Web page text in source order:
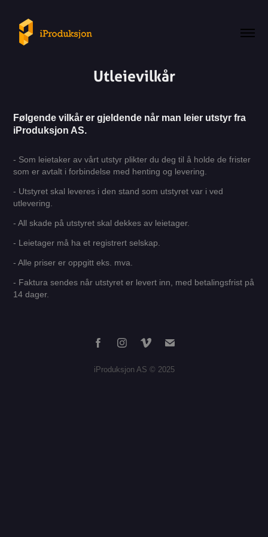
Utleievilkår
Følgende vilkår er gjeldende når man leier utstyr fra
iProduksjon AS.
- Som leietaker av vårt utstyr plikter du deg til å holde de frister
som er avtalt i forbindelse med henting og levering.
- Utstyret skal leveres i den stand som utstyret var i ved
utlevering.
- All skade på utstyret skal dekkes av leietager.
- Leietager må ha et registrert selskap.
- Alle priser er oppgitt eks. mva.
- Faktura sendes når utstyret er levert inn, med betalingsfrist på
14 dager.
iProduksjon AS © 2025